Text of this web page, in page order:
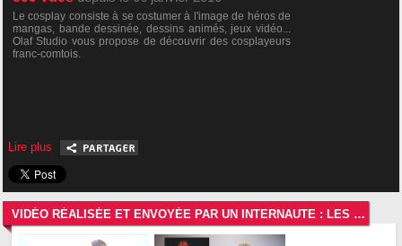
Le cosplay consiste à se costumer à l'image de héros de
mangas, bande dessinée, dessins animés, jeux vidéo...
Olaf Studio vous propose de découvrir des cosplayeurs
franc-comtois.
Lire plus
VIDÉO RÉALISÉE ET ENVOYÉE PAR UN INTERNAUTE : LES VIDÉOS LES PLUS RÉCENTES